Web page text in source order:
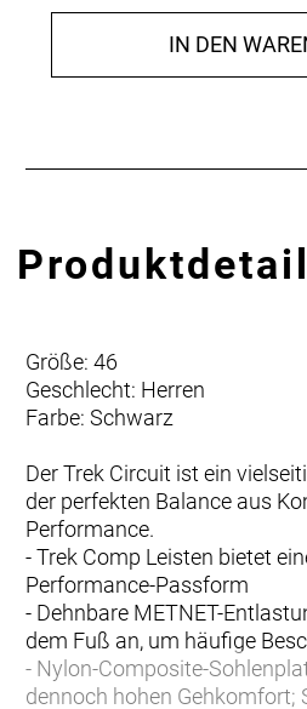
IN DEN
Größe: 46
Geschlecht: Herren
Farbe: Schwarz
Der Trek Circuit ist ein
der perfekten Balance aus
Performance.
- Trek Comp Leisten bietet
Performance-Passform
- Dehnbare METNET-
dem Fuß an, um häufige
- Nylon-Composite-
dennoch hohen Gehkomfort;